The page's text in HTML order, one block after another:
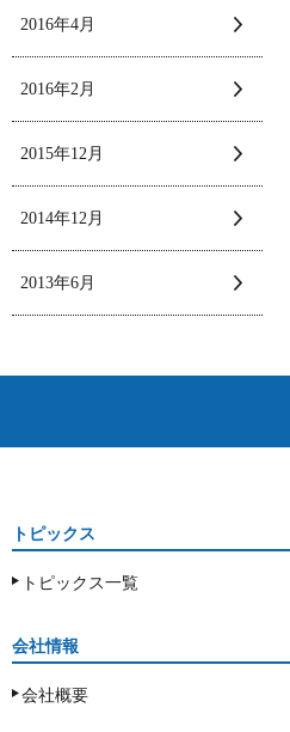
2016年4月
2016年2月
2015年12月
2014年12月
2013年6月
トピックス
トピックス一覧
会社情報
会社概要